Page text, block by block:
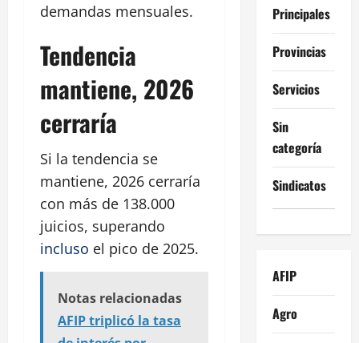
demandas mensuales.
Tendencia
mantiene, 2026
cerraría
Si la tendencia se
mantiene, 2026 cerraría
con más de 138.000
juicios, superando
incluso el pico de 2025.
Notas relacionadas
AFIP triplicó la tasa
Principales
Provincias
Servicios
Sin
categoría
Sindicatos
AFIP
Agro